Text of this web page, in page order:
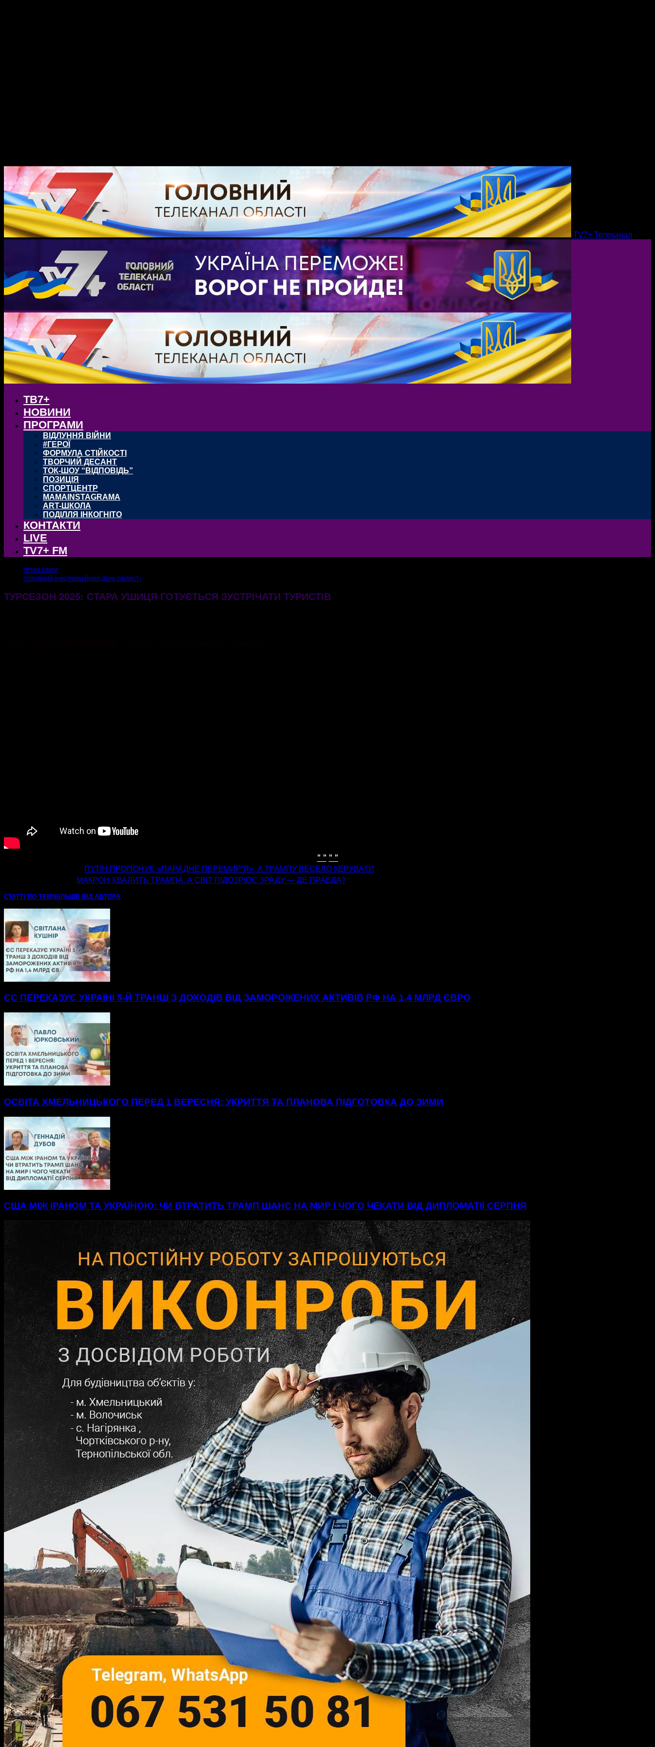
TV7+ Телеканал
ТВ7+
НОВИНИ
ПРОГРАМИ
ВІДЛУННЯ ВІЙНИ
#ГЕРОЇ
ФОРМУЛА СТІЙКОСТІ
ТВОРЧИЙ ДЕСАНТ
ТОК-ШОУ “ВІДПОВІДЬ”
ПОЗИЦІЯ
СПОРТЦЕНТР
MAMAINSTAGRAMA
ART-ШКОЛА
ПОДІЛЛЯ ІНКОГНІТО
КОНТАКТИ
LIVE
TV7+ FM
ПРЯМІ ЕФІРИ
ГОЛОВНИЙ ІНФОРМАЦІЙНИЙ ДЕНЬ ОБЛАСТІ
ТУРСЕЗОН 2025: СТАРА УШИЦЯ ГОТУЄТЬСЯ ЗУСТРІЧАТИ ТУРИСТІВ
" " " "
ПУТІН ПРОПОНУЄ «ПАРАДНЕ ПЕРЕМИРʼЯ», А ТРАМПУ ВЕСЕЛО КЕРУВАТИ
МАКРОН ХВАЛИТЬ ТРАМПА, А СВІТ ПІДОЗРЮЄ ЗРАДУ — ДЕ ПРАВДА?
СТАТТІ ПО ТЕМІ БІЛЬШЕ ВІД АВТОРА
ЄС ПЕРЕКАЗУЄ УКРАЇНІ 5-Й ТРАНШ З ДОХОДІВ ВІД ЗАМОРОЖЕНИХ АКТИВІВ РФ НА 1,4 МЛРД ЄВРО
ОСВІТА ХМЕЛЬНИЦЬКОГО ПЕРЕД 1 ВЕРЕСНЯ: УКРИТТЯ ТА ПЛАНОВА ПІДГОТОВКА ДО ЗИМИ
США МІЖ ІРАНОМ ТА УКРАЇНОЮ: ЧИ ВТРАТИТЬ ТРАМП ШАНС НА МИР І ЧОГО ЧЕКАТИ ВІД ДИПЛОМАТІЇ СЕРПНЯ